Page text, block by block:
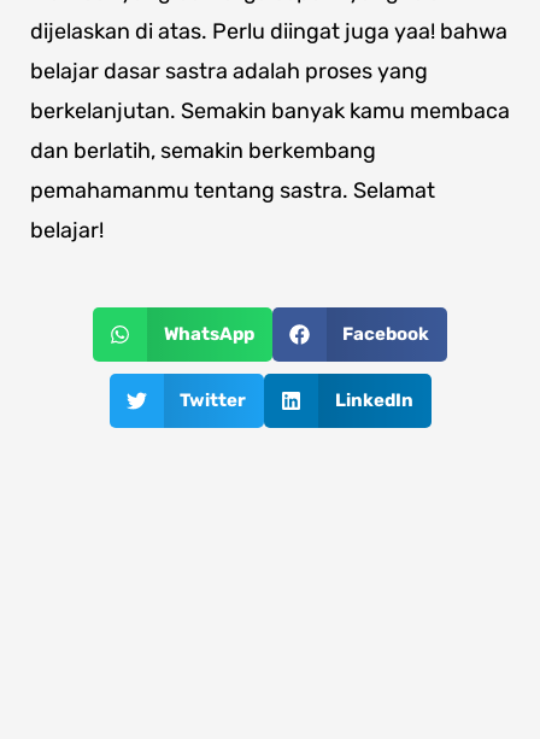
dijelaskan di atas. Perlu diingat juga yaa! bahwa
belajar dasar sastra adalah proses yang
berkelanjutan. Semakin banyak kamu membaca
dan berlatih, semakin berkembang
pemahamanmu tentang sastra. Selamat
belajar!
WhatsApp Facebook
Twitter LinkedIn